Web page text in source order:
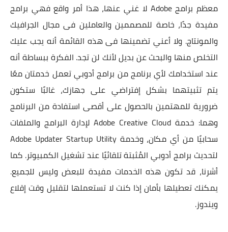
معظم برامج Adobe لا غني عنها، هذا أمر واقع فهي برامج
مفيدة جدًا، خاصة للمصممين والعاملين فى مجال الجرافيك
والمونتاج. ولا أعني تضمينها فى هذه القائمة أنه يجب عليك
التخلص منها والبحث عن بديل لأنك لن تجد. الفكرة ببساطة أنه
عند استخدامك لأي برنامج من برامج أدوبي تعمل خدمتان معًا
يتم تثبيتهما بشكل إفتراضي على جهازك، غالبًا ستكون
ضرورية للمهتمين بالحصول على أقصى استفادة من البرنامج
وهما: خدمة Adobe Creative Cloud لإدارة البرامج والملفات
سحابيًا من أي مكان، وخدمة Adobe Updater Startup Utility
لتحديث برامج أدوبي المُثبتة تلقائيًا عند تشغيل الكمبيوتر. كما
أشرنا، قد تكون هذه الخدمات مفيدة للبعض وليس للجميع.
يمكنك تعطيلها بأمان إذا كنت لا تستعملها لتقليل وقت إقلاع
ويندوز.